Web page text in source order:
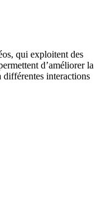
qui exploitent des
d’améliorer la
interactions